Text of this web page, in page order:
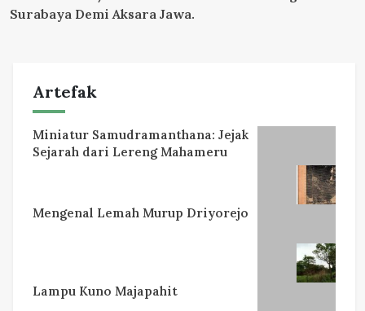
Surabaya Demi Aksara Jawa.
Artefak
Miniatur Samudramanthana: Jejak
Sejarah dari Lereng Mahameru
Mengenal Lemah Murup Driyorejo
Lampu Kuno Majapahit